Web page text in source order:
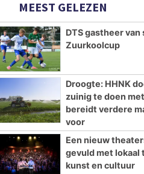
MEEST GELEZEN
DTS gastheer
Zuurkoolcup
Droogte: HHNK
zuinig te doen
bereidt verdere
voor
Een nieuw
gevuld met lokaal
kunst en cultuur